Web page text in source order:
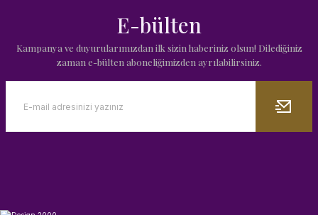
E-bülten
Kampanya ve duyurularımızdan ilk sizin haberiniz olsun! Dilediğiniz
zaman e-bülten aboneliğimizden ayrılabilirsiniz.